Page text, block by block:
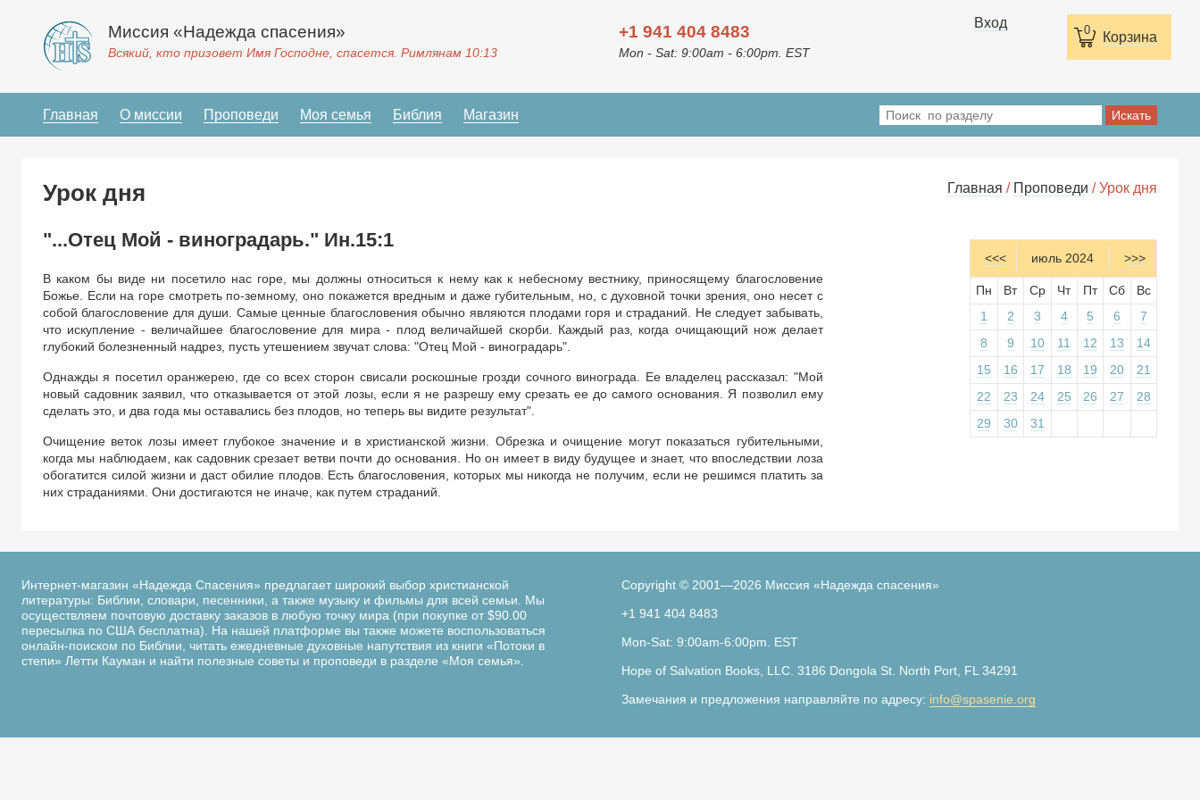
0 Корзина
Миссия «Надежда спасения»
Всякий, кто призовет Имя Господне, спасется. Римлянам 10:13
+1 941 404 8483
Mon - Sat: 9:00am - 6:00pm. EST
Вход
Главная О миссии Проповеди Моя семья Библия Магазин
Главная / Проповеди / Урок дня
Урок дня
"...Отец Мой - виноградарь." Ин.15:1
В каком бы виде ни посетило нас горе, мы должны относиться к нему как к небесному вестнику, приносящему благословение
Божье. Если на горе смотреть по-земному, оно покажется вредным и даже губительным, но, с духовной точки зрения, оно несет с
собой благословение для души. Самые ценные благословения обычно являются плодами горя и страданий. Не следует забывать,
что искупление - величайшее благословение для мира - плод величайшей скорби. Каждый раз, когда очищающий нож делает
глубокий болезненный надрез, пусть утешением звучат слова: "Отец Мой - виноградарь".
Однажды я посетил оранжерею, где со всех сторон свисали роскошные грозди сочного винограда. Ее владелец рассказал: "Мой
новый садовник заявил, что отказывается от этой лозы, если я не разрешу ему срезать ее до самого основания. Я позволил ему
сделать это, и два года мы оставались без плодов, но теперь вы видите результат".
Очищение веток лозы имеет глубокое значение и в христианской жизни. Обрезка и очищение могут показаться губительными,
когда мы наблюдаем, как садовник срезает ветви почти до основания. Но он имеет в виду будущее и знает, что впоследствии лоза
обогатится силой жизни и даст обилие плодов. Есть благословения, которых мы никогда не получим, если не решимся платить за
них страданиями. Они достигаются не иначе, как путем страданий.
<<< июль 2024 >>>
Пн Вт Ср Чт Пт Сб
Вс
1
2 3 4 5 6
7
8
9 10 11 12 13
14
15
16 17 18 19 20
21
22
23 24 25 26 27
28
29
30 31
Интернет-магазин «Надежда Спасения» предлагает широкий выбор христианской
литературы: Библии, словари, песенники, а также музыку и фильмы для всей семьи. Мы
осуществляем почтовую доставку заказов в любую точку мира (при покупке от $90.00
пересылка по США бесплатна). На нашей платформе вы также можете воспользоваться
онлайн-поиском по Библии, читать ежедневные духовные напутствия из книги «Потоки в
степи» Летти Кауман и найти полезные советы и проповеди в разделе «Моя семья».
Copyright © 2001—2026 Миссия «Надежда спасения»
+1 941 404 8483
Mon-Sat: 9:00am-6:00pm. EST
Hope of Salvation Books, LLC. 3186 Dongola St. North Port, FL 34291
Замечания и предложения направляйте по адресу: info@spasenie.org